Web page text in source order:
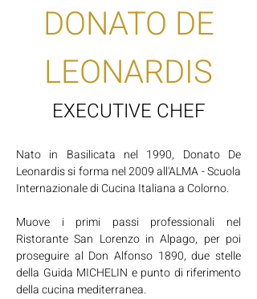
DONATO DE
LEONARDIS
EXECUTIVE CHEF
Nato in Basilicata nel 1990, Donato De
Leonardis si forma nel 2009 all'ALMA - Scuola
Internazionale di Cucina Italiana a Colorno.
Muove i primi passi professionali nel
Ristorante San Lorenzo in Alpago, per poi
proseguire al Don Alfonso 1890, due stelle
della Guida MICHELIN e punto di riferimento
della cucina mediterranea.